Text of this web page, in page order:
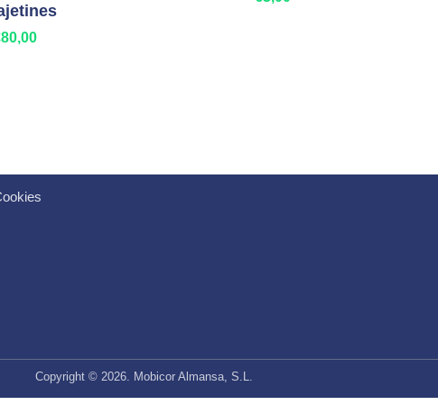
80,00
Copyright © 2026. Mobicor Almansa, S.L.